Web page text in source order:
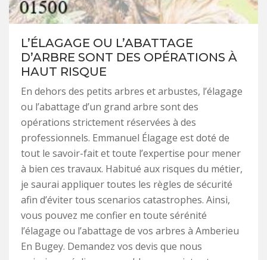
L’ÉLAGAGE OU L’ABATTAGE
D’ARBRE SONT DES OPÉRATIONS À
HAUT RISQUE
En dehors des petits arbres et arbustes, l’élagage
ou l’abattage d’un grand arbre sont des
opérations strictement réservées à des
professionnels. Emmanuel Élagage est doté de
tout le savoir-fait et toute l’expertise pour mener
à bien ces travaux. Habitué aux risques du métier,
je saurai appliquer toutes les règles de sécurité
afin d’éviter tous scenarios catastrophes. Ainsi,
vous pouvez me confier en toute sérénité
l’élagage ou l’abattage de vos arbres à Amberieu
En Bugey. Demandez vos devis que nous